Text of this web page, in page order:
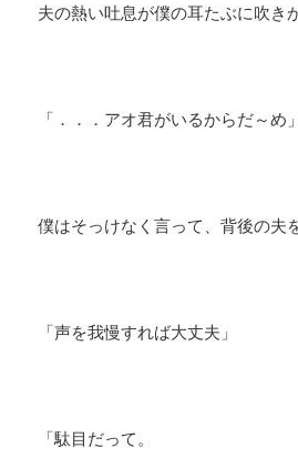
夫の熱い吐息が僕の耳たぶに吹き
「．．．アオ君がいるからだ～め」
僕はそっけなく言って、背後の夫
「声を我慢すれば大丈夫」
「駄目だって。